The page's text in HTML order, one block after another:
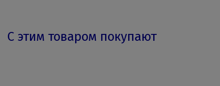
С этим товаром покупают